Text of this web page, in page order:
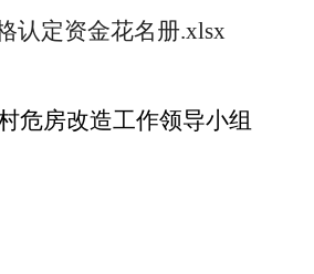
认定资金花名册.xlsx
工作领导小组